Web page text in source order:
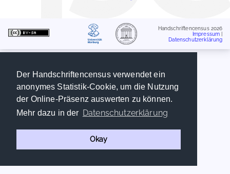
Der Handschriftencensus verwendet ein
anonymes Statistik-Cookie, um die Nutzung
der Online-Präsenz auswerten zu können.
Mehr dazu in der Datenschutzerklärung
Okay
Handschriftencensus 2026
Impressum
Datenschutzerklärung